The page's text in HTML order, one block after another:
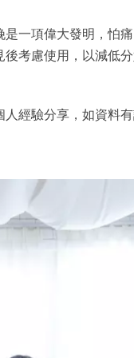
是一項偉大發明，怕
後考慮使用，以減低
經驗分享，如資料有